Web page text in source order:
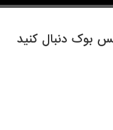
بوک دنبال کنید